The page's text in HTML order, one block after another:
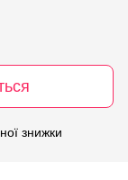
знижки